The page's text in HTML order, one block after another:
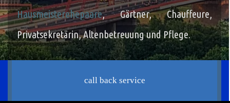
Hausmeisterehepaare, Gärtner, Chauffeure,
Privatsekretärin,Altenbetreuung und Pflege.
call back service